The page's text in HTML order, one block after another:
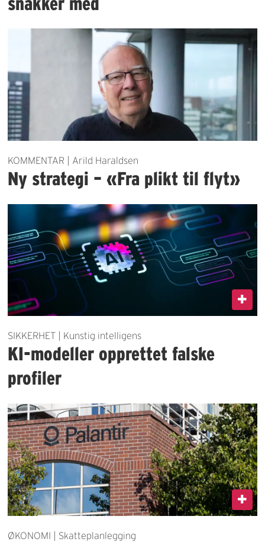
KOMMENTAR | Arild Haraldsen
Ny strategi – «Fra plikt til flyt»
SIKKERHET | Kunstig intelligens
KI-modeller opprettet falske
profiler
ØKONOMI | Skatteplanlegging